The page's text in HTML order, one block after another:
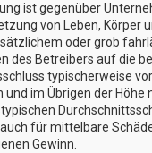
ist gegenüber
von Leben, Körper
oder grob
des Betreibers auf die
typischerweise
und im Übrigen der Höhe
auch für mittelbare
Gewinn.